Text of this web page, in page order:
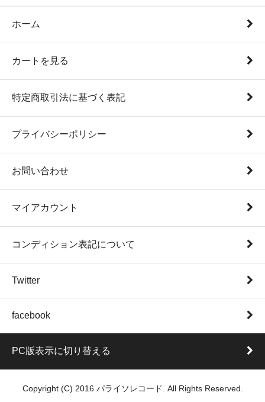
ホーム
カートを見る
特定商取引法に基づく表記
プライバシーポリシー
お問い合わせ
マイアカウント
コンディション表記について
Twitter
facebook
PC版表示に切り替える
Copyright (C) 2016 パライソレコード. All Rights Reserved.